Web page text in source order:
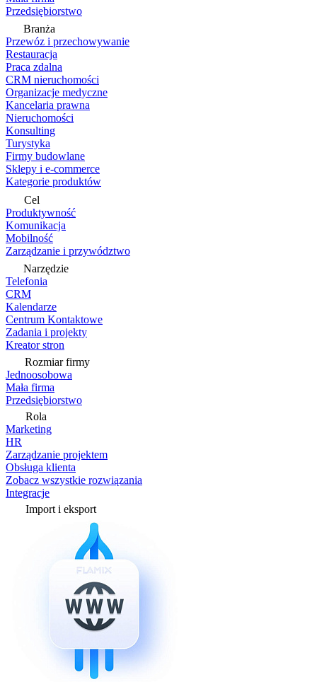
Przedsiębiorstwo
Branża
Przewóz i przechowywanie
Restauracja
Praca zdalna
CRM nieruchomości
Organizacje medyczne
Kancelaria prawna
Nieruchomości
Konsulting
Turystyka
Firmy budowlane
Sklepy i e-commerce
Kategorie produktów
Cel
Produktywność
Komunikacja
Mobilność
Zarządzanie i przywództwo
Narzędzie
Telefonia
CRM
Kalendarze
Centrum Kontaktowe
Zadania i projekty
Kreator stron
Rozmiar firmy
Jednoosobowa
Mała firma
Przedsiębiorstwo
Rola
Marketing
HR
Zarządzanie projektem
Obsługa klienta
Zobacz wszystkie rozwiązania
Integracje
Import i eksport